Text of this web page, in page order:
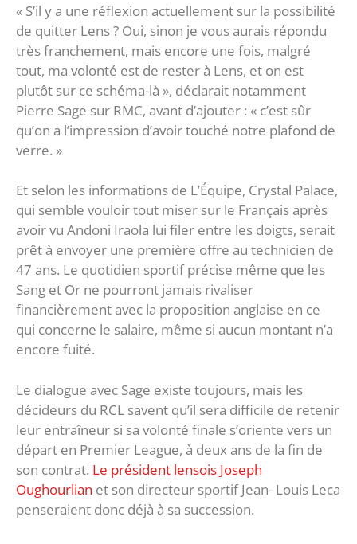
« S’il y a une réflexion actuellement sur la possibilité
de quitter Lens ? Oui, sinon je vous aurais répondu
très franchement, mais encore une fois, malgré
tout, ma volonté est de rester à Lens, et on est
plutôt sur ce schéma-là », déclarait notamment
Pierre Sage sur RMC, avant d’ajouter : « c’est sûr
qu’on a l’impression d’avoir touché notre plafond de
verre. »
Et selon les informations de L’Équipe, Crystal Palace,
qui semble vouloir tout miser sur le Français après
avoir vu Andoni Iraola lui filer entre les doigts, serait
prêt à envoyer une première offre au technicien de
47 ans. Le quotidien sportif précise même que les
Sang et Or ne pourront jamais rivaliser
financièrement avec la proposition anglaise en ce
qui concerne le salaire, même si aucun montant n’a
encore fuité.
Le dialogue avec Sage existe toujours, mais les
décideurs du RCL savent qu’il sera difficile de retenir
leur entraîneur si sa volonté finale s’oriente vers un
départ en Premier League, à deux ans de la fin de
son contrat. Le président lensois Joseph
Oughourlian et son directeur sportif Jean- Louis Leca
penseraient donc déjà à sa succession.